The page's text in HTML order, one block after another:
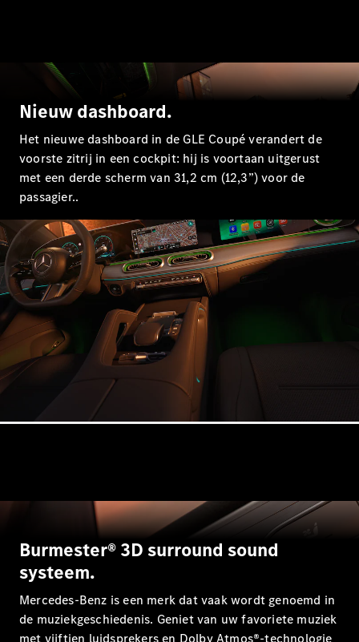
Configurator
Mercedes-
Benz Store
Estate
Alle Estates
CLA
Shooting
Brake
Elektrisch
CLA
Shooting
Brake
C-Klasse
Estate
Mercedes-
Benz Store
Hatchback
Nieuw dashboard.
Het nieuwe dashboard in de GLE Coupé verandert de
voorste zitrij in een cockpit: hij is voortaan uitgerust
met een derde scherm van 31,2 cm (12,3”) voor de
passagier..
Burmester® 3D surround sound
systeem.
Mercedes-Benz is een merk dat vaak wordt genoemd in
de muziekgeschiedenis. Geniet van uw favoriete muziek